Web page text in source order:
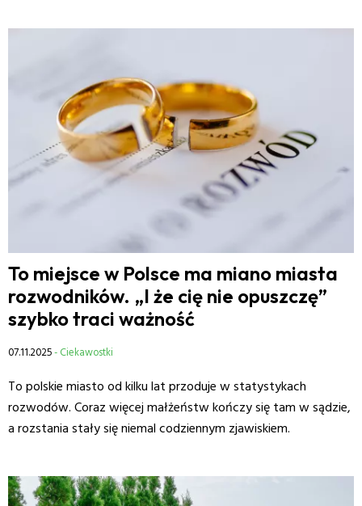
To miejsce w Polsce ma miano miasta
rozwodników. „I że cię nie opuszczę”
szybko traci ważność
07.11.2025- Ciekawostki
To polskie miasto od kilku lat przoduje w statystykach
rozwodów. Coraz więcej małżeństw kończy się tam w sądzie,
a rozstania stały się niemal codziennym zjawiskiem.